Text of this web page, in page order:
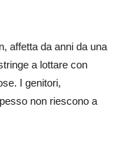
affetta da anni da una
a lottare con
I genitori,
non riescono a